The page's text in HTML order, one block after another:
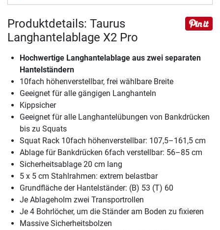
Produktdetails: Taurus
Langhantelablage X2 Pro
Hochwertige Langhantelablage aus zwei separaten
Hantelständern
10fach höhenverstellbar, frei wählbare Breite
Geeignet für alle gängigen Langhanteln
Kippsicher
Geeignet für alle Langhantelübungen von Bankdrücken
bis zu Squats
Squat Rack 10fach höhenverstellbar: 107,5–161,5 cm
Ablage für Bankdrücken 6fach verstellbar: 56–85 cm
Sicherheitsablage 20 cm lang
5 x 5 cm Stahlrahmen: extrem belastbar
Grundfläche der Hantelständer: (B) 53 (T) 60
Je Ablageholm zwei Transportrollen
Je 4 Bohrlöcher, um die Ständer am Boden zu fixieren
Massive Sicherheitsbolzen